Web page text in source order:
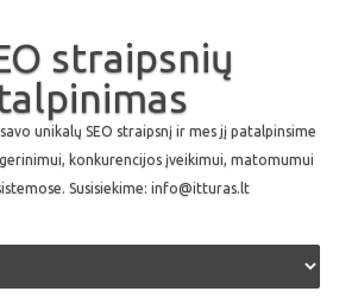
straipsnių
unikalų SEO straipsnį ir mes jį patalpinsime
konkurencijos įveikimui, matomumui
Susisiekime: info@itturas.lt
Skip to content